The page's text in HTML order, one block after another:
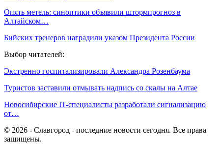
Опять метель: синоптики объявили штормпрогноз в
Алтайском…
Бийских тренеров наградили указом Президента России
Выбор читателей:
Экстренно госпитализировали Александра Розенбаума
Туристов заставили отмывать надпись со скалы на Алтае
Новосибирские IT-специалисты разработали сигнализацию
от…
© 2026 - Славгород - последние новости сегодня. Все права
защищены.